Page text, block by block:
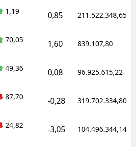
1,19 0,85 211.522.348,65
70,05 1,60 839.107,80
49,36 0,08 96.925.615,22
87,70 -0,28 319.702.334,80
24,82 -3,05 104.496.344,14